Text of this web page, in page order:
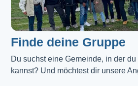
Finde deine Gruppe
Du suchst eine Gemeinde, in der
kannst? Und möchtest dir unsere